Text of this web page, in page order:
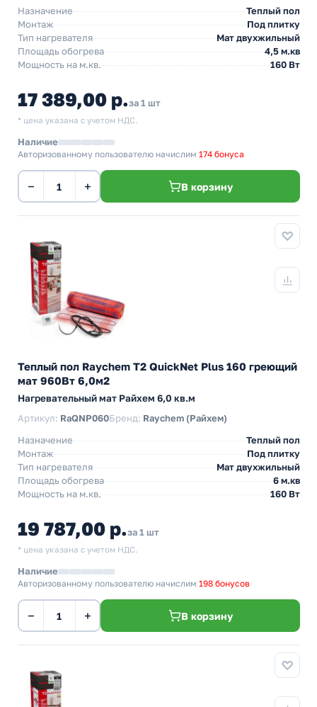
Назначение
Теплый пол
Монтаж
Под плитку
Тип нагревателя
Мат двухжильный
Площадь обогрева
4,5 м.кв
Мощность на м.кв.
160 Вт
17 389,00 р.за 1 шт
* цена указана с учетом НДС.
Наличие
Авторизованному пользователю начислим 174 бонуса
− + В корзину
Теплый пол Raychem T2 QuickNet Plus 160 греющий
мат 960Вт 6,0м2
Нагревательный мат Райхем 6,0 кв.м
Артикул: RaQNP060Бренд: Raychem (Райхем)
Назначение
Теплый пол
Монтаж
Под плитку
Тип нагревателя
Мат двухжильный
Площадь обогрева
6 м.кв
Мощность на м.кв.
160 Вт
19 787,00 р.за 1 шт
* цена указана с учетом НДС.
Наличие
Авторизованному пользователю начислим 198 бонусов
− + В корзину